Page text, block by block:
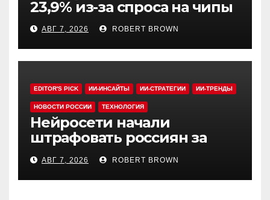
23,9% из-за спроса на чипы
АВГ 7, 2026 ROBERT BROWN
EDITOR'S PICK ИИ-ИНСАЙТЫ ИИ-СТРАТЕГИИ ИИ-ТРЕНДЫ
НОВОСТИ РОССИИ ТЕХНОЛОГИЯ
Нейросети начали
штрафовать россиян за
борщевик
АВГ 7, 2026 ROBERT BROWN